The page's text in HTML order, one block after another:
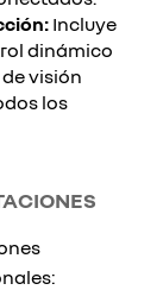
Incluye
dinámico
visión
los